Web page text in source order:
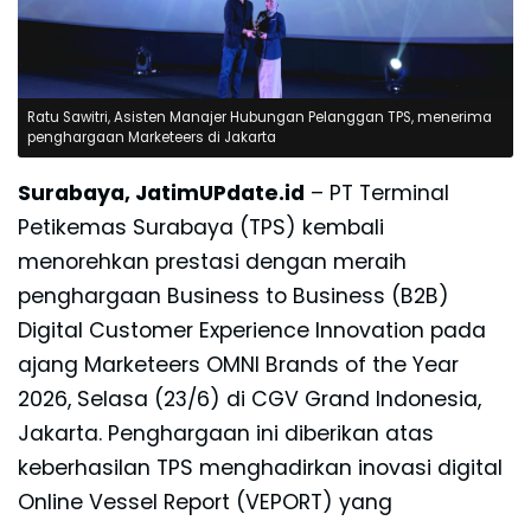
Ratu Sawitri, Asisten Manajer Hubungan Pelanggan TPS, menerima
penghargaan Marketeers di Jakarta
Surabaya, JatimUPdate.id – PT Terminal
Petikemas Surabaya (TPS) kembali
menorehkan prestasi dengan meraih
penghargaan Business to Business (B2B)
Digital Customer Experience Innovation pada
ajang Marketeers OMNI Brands of the Year
2026, Selasa (23/6) di CGV Grand Indonesia,
Jakarta. Penghargaan ini diberikan atas
keberhasilan TPS menghadirkan inovasi digital
Online Vessel Report (VEPORT) yang